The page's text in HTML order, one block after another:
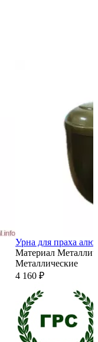
Урна для праха
Материал
Металлические
4 160 ₽